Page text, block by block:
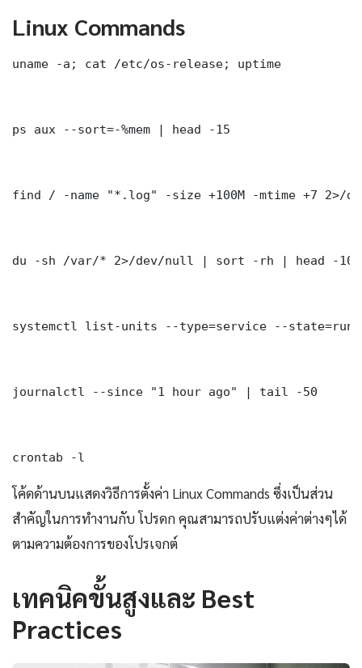
Linux Commands
uname -a; cat /etc/os-release; uptime
ps aux --sort=-%mem | head -15
find / -name "*.log" -size +100M -mtime +7 2>/
du -sh /var/* 2>/dev/null | sort -rh | head -10
systemctl list-units --type=service --
journalctl --since "1 hour ago" | tail -50
crontab -l
โค้ดด้านบนแสดงวิธีการตั้งค่า Linux Commands ซึ่งเป็นส่วน
สำคัญในการทำงานกับ โปรดก คุณสามารถปรับแต่งค่าต่างๆได้
ตามความต้องการของโปรเจกต์
เทคนิคขั้นสูงและ Best
Practices